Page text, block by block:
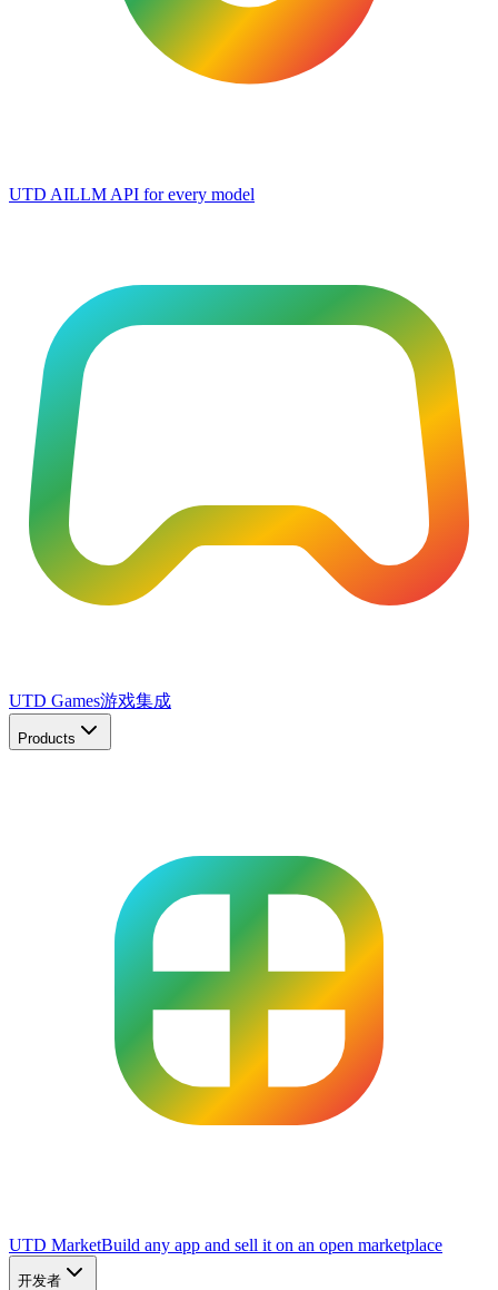
UTD AILLM API for every model
UTD Games游戏集成
Products
UTD MarketBuild any app and sell it on an open marketplace
开发者